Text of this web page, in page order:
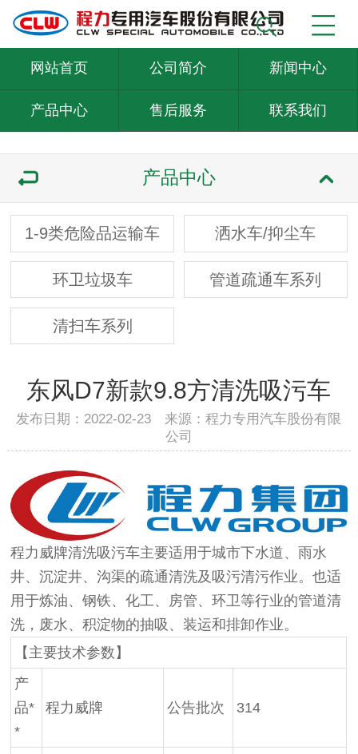
网站首页 公司简介 新闻中心
产品中心 售后服务 联系我们
产品中心
1-9类危险品运输车 洒水车/抑尘车
环卫垃圾车 管道疏通车系列
清扫车系列
东风D7新款9.8方清洗吸污车
发布日期：2022-02-23 来源：程力专用汽车股份有限
公司
程力威牌清洗吸污车主要适用于城市下水道、雨水
井、沉淀井、沟渠的疏通清洗及吸污清污作业。也适
用于炼油、钢铁、化工、房管、环卫等行业的管道清
洗，废水、积淀物的抽吸、装运和排卸作业。
【主要技术参数】
产
品*
*
程力威牌 公告批次 314